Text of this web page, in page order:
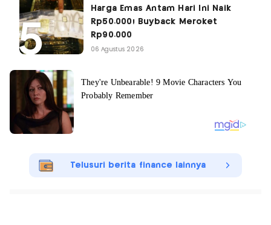
Harga Emas Antam Hari Ini Naik
Rp50.000! Buyback Meroket
Rp90.000
06 Agustus 2026
Telusuri berita finance lainnya